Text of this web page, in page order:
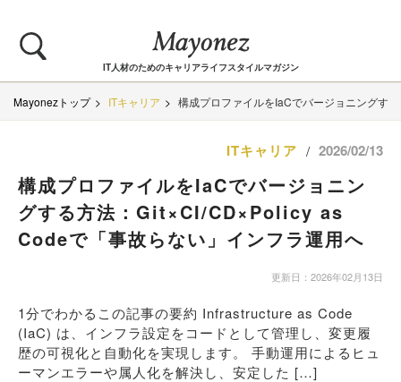
IT人材のためのキャリアライフスタイルマガジン
Mayonezトップ ITキャリア 構成プロファイルをIaCでバージョニングす
ITキャリア / 2026/02/13
構成プロファイルをIaCでバージョニン
グする方法：Git×CI/CD×Policy as
Codeで「事故らない」インフラ運用へ
更新日：2026年02月13日
1分でわかるこの記事の要約 Infrastructure as Code
(IaC) は、インフラ設定をコードとして管理し、変更履
歴の可視化と自動化を実現します。 手動運用によるヒュ
ーマンエラーや属人化を解決し、安定した […]